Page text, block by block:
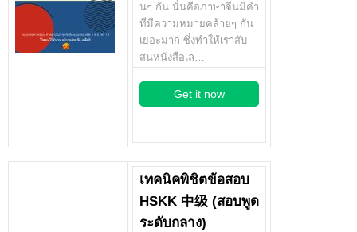
นๆ กัน นั่นคือภาษาจีนมีคำ
ที่มีความหมายคล้ายๆ กัน
เยอะมาก ซึ่งทำให้เราสับ
สนหนังสือเล…
Get it now
เทคนิคพิชิตข้อสอบ
HSKK 中级 (สอบพูด
ระดับกลาง)